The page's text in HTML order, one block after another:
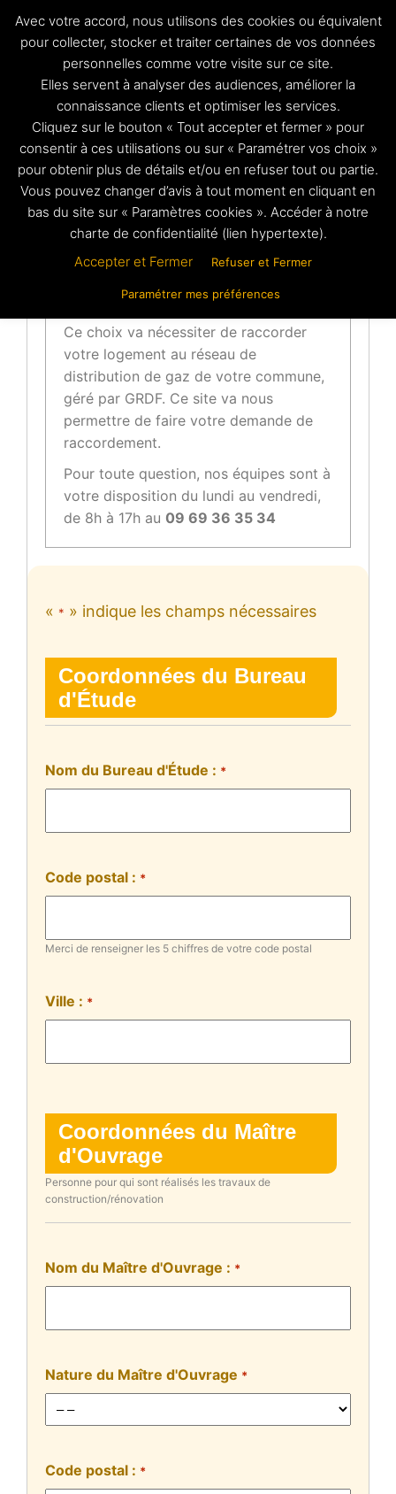
Aller
au
contenu
demande Avis Technique
CICM
Ce formulaire vous permet de demander
un avis technique sur le cheminement de
la conduite d’immeuble l’emplacement du
coffret de coupure, les ventilations haute
et basse ou l’emplacement du PTGE
Vous souhaitez choisir le gaz naturel
pour votre projet de construction de
maison, de rénovation ou simplement
chauffage et eau chaude.
Ce choix va nécessiter de raccorder
votre logement au réseau de
distribution de gaz de votre commune,
géré par GRDF. Ce site va nous
permettre de faire votre demande de
raccordement.
Pour toute question, nos équipes sont à
votre disposition du lundi au vendredi,
de 8h à 17h au 09 69 36 35 34
« * » indique les champs nécessaires
Coordonnées du Bureau
d'Étude
Nom du Bureau d'Étude : *
Code postal : *
Merci de renseigner les 5 chiffres de votre code postal
Ville : *
Coordonnées du Maître
d'Ouvrage
Personne pour qui sont réalisés les travaux de
construction/rénovation
Nom du Maître d'Ouvrage : *
Nature du Maître d'Ouvrage *
Code postal : *
Avec votre accord, nous utilisons des cookies ou équivalent
pour collecter, stocker et traiter certaines de vos données
personnelles comme votre visite sur ce site.
Elles servent à analyser des audiences, améliorer la
connaissance clients et optimiser les services.
Cliquez sur le bouton « Tout accepter et fermer » pour
consentir à ces utilisations ou sur « Paramétrer vos choix »
pour obtenir plus de détails et/ou en refuser tout ou partie.
Vous pouvez changer d’avis à tout moment en cliquant en
bas du site sur « Paramètres cookies ». Accéder à notre
charte de confidentialité (lien hypertexte).
Accepter et Fermer
Refuser et Fermer
Paramétrer mes préférences